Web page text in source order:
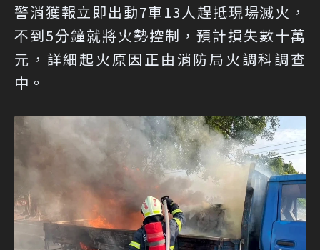
警消獲報立即出動7車13人趕抵現場滅火，
不到5分鐘就將火勢控制，預計損失數十萬
元，詳細起火原因正由消防局火調科調查
中。